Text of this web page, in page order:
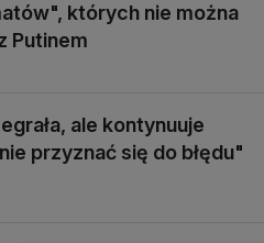
których nie można
Putinem
ale kontynuuje
przyznać się do błędu"